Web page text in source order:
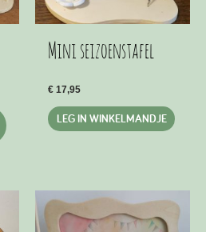
product
variaties.
Mini seizoenstafel
€ 17,95
LEG IN WINKELMANDJE